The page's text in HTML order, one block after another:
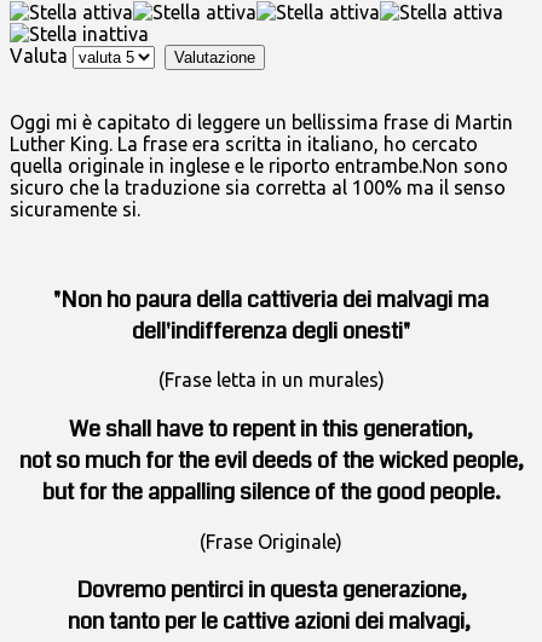
Valuta
Oggi mi è capitato di leggere un bellissima frase di Martin
Luther King. La frase era scritta in italiano, ho cercato
quella originale in inglese e le riporto entrambe.Non sono
sicuro che la traduzione sia corretta al 100% ma il senso
sicuramente si.
"Non ho paura della cattiveria dei malvagi ma
dell'indifferenza degli onesti"
(Frase letta in un murales)
We shall have to repent in this generation,
not so much for the evil deeds of the wicked people,
but for the appalling silence of the good people.
(Frase Originale)
Dovremo pentirci in questa generazione,
non tanto per le cattive azioni dei malvagi,